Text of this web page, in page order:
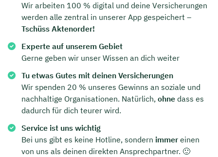
Wir arbeiten 100 % digital und deine Versicherungen
werden alle zentral in unserer App gespeichert –
Tschüss Aktenorder!
Experte auf unserem Gebiet
Gerne geben wir unser Wissen an dich weiter
Tu etwas Gutes mit deinen Versicherungen
Wir spenden 20 % unseres Gewinns an soziale und
nachhaltige Organisationen. Natürlich, ohne dass es
dadurch für dich teurer wird.
Service ist uns wichtig
Bei uns gibt es keine Hotline, sondern immer einen
von uns als deinen direkten Ansprechpartner. 🙂